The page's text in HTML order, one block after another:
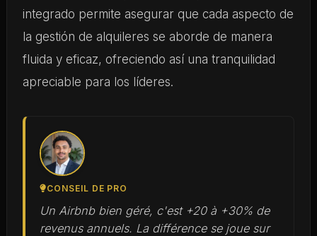
integrado permite asegurar que cada aspecto de
la gestión de alquileres se aborde de manera
fluida y eficaz, ofreciendo así una tranquilidad
apreciable para los líderes.
CONSEIL DE PRO
Un Airbnb bien géré, c'est +20 à +30% de
revenus annuels. La différence se joue sur